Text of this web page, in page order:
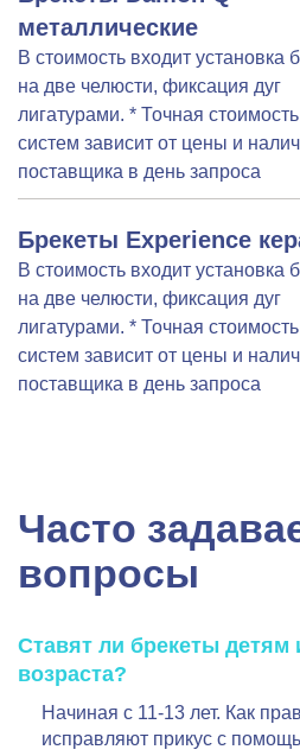
металлические
В стоимость входит установка
на две челюсти, фиксация дуг
лигатурами. * Точная
систем зависит от цены и
поставщика в день запроса
Брекеты Experience
В стоимость входит установка
на две челюсти, фиксация дуг
лигатурами. * Точная
систем зависит от цены и
поставщика в день запроса
Часто
вопросы
Ставят ли брекеты детям
возраста?
Начиная с 11-13 лет. Как
исправляют прикус с